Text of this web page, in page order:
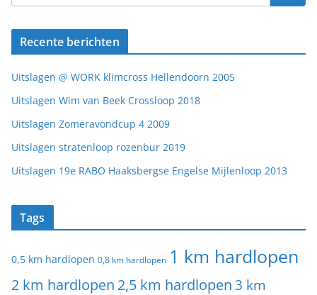
Recente berichten
Uitslagen @ WORK klimcross Hellendoorn 2005
Uitslagen Wim van Beek Crossloop 2018
Uitslagen Zomeravondcup 4 2009
Uitslagen stratenloop rozenbur 2019
Uitslagen 19e RABO Haaksbergse Engelse Mijlenloop 2013
Tags
0,5 km hardlopen 0,8 km hardlopen 1 km hardlopen
2 km hardlopen 2,5 km hardlopen 3 km